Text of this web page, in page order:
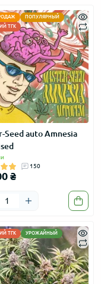
ПОПУЛЯРНЫЙ
ТГК
Seed auto Amnesia
150
₴
ТГК УРОЖАЙНЫЙ